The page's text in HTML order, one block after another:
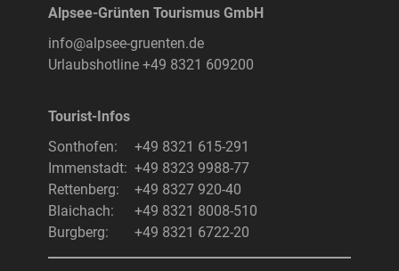
Alpsee-Grünten Tourismus GmbH
info@alpsee-gruenten.de
Urlaubshotline +49 8321 609200
Tourist-Infos
Sonthofen:
+49 8321 615-291
Immenstadt: +49 8323 9988-77
Rettenberg:
+49 8327 920-40
Blaichach:
+49 8321 8008-510
Burgberg:
+49 8321 6722-20